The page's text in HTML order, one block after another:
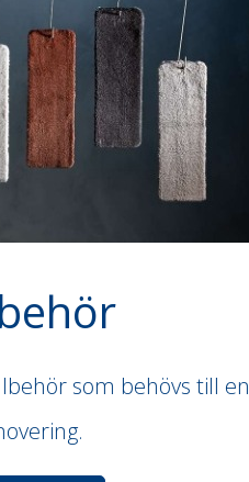
som behövs till en